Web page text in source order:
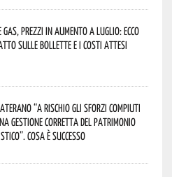
gas, prezzi in aumento a luglio: ecco
sulle bollette e i costi attesi
“a rischio gli sforzi compiuti
gestione corretta del patrimonio
Cosa è successo